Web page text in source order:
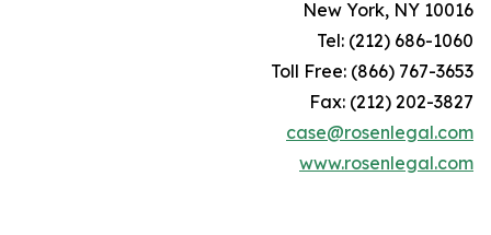
New York, NY 10016
Tel: (212) 686-1060
Toll Free: (866) 767-3653
Fax: (212) 202-3827
case@rosenlegal.com
www.rosenlegal.com